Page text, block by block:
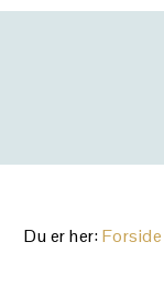
Gå
Skip
Gå
Du er her:Forside